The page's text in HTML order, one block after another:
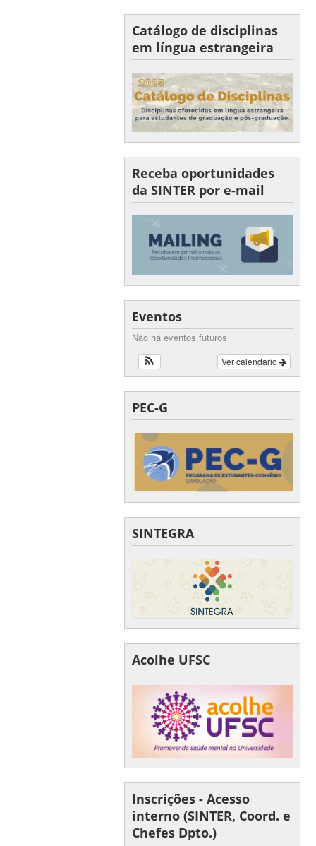
Catálogo de disciplinas
em língua estrangeira
Receba oportunidades
da SINTER por e-mail
Eventos
Não há eventos futuros
Ver calendário
PEC-G
SINTEGRA
Acolhe UFSC
Inscrições - Acesso
interno (SINTER, Coord. e
Chefes Dpto.)